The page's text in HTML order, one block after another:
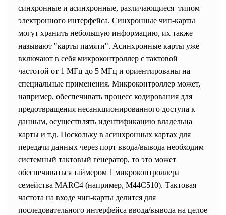
синхронные и асинхронные, различающиеся типом
электронного интерфейса. Синхронные чип-карты
могут хранить небольшую информацию, их также
называют "карты памяти". Асинхронные карты уже
включают в себя микроконтроллер с тактовой
частотой от 1 МГц до 5 МГц и ориентированы на
специальные применения. Микроконтроллер может,
например, обеспечивать процесс кодирования для
предотвращения несанкционированного доступа к
данным, осуществлять идентификацию владельца
карты и т.д. Поскольку в асинхронных картах для
передачи данных через порт ввода/вывода необходим
системный тактовый генератор, то это может
обеспечиваться таймером 1 микроконтроллера
семейства MARC4 (например, M44C510). Тактовая
частота на входе чип-карты делится для
последовательного интерфейса ввода/вывода на целое